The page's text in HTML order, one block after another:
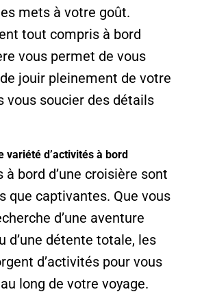
mets à votre goût.
tout compris à bord
vous permet de vous
jouir pleinement de votre
vous soucier des détails
variété d’activités à bord
bord d’une croisière sont
que captivantes. Que vous
d’une aventure
d’une détente totale, les
d’activités pour vous
long de votre voyage.